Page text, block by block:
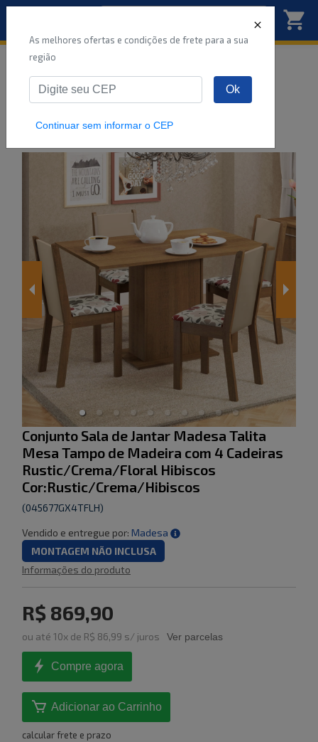
Início Móveis Sala de jantar
Conjuntos
Conjunto Sala de Jantar Madesa Talita Mesa
Conjunto Sala de Jantar Madesa Talita
Mesa Tampo de Madeira com 4 Cadeiras
Rustic/Crema/Floral Hibiscos
Cor:Rustic/Crema/Hibiscos
(045677GX4TFLH)
Vendido e entregue por: Madesa
MONTAGEM NÃO INCLUSA
Informações do produto
R$ 869,90
ou até 10x de R$ 86,99 s/ juros Ver parcelas
Compre agora
Adicionar ao Carrinho
calcular frete e prazo
As melhores ofertas e condições de frete para a sua
região
Ok
Continuar sem informar o CEP